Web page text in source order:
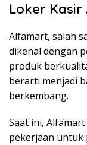
Loker
Alfamart, salah
dikenal dengan
produk
berarti menjadi
berkembang.
Saat ini,
pekerjaan untuk